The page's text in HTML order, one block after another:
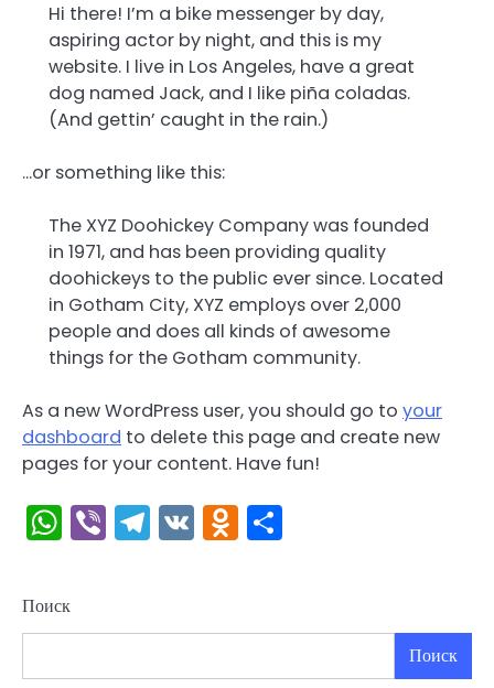
Hi there! I’m a bike messenger by day,
aspiring actor by night, and this is my
website. I live in Los Angeles, have a great
dog named Jack, and I like piña coladas.
(And gettin’ caught in the rain.)
…or something like this:
The XYZ Doohickey Company was founded
in 1971, and has been providing quality
doohickeys to the public ever since. Located
in Gotham City, XYZ employs over 2,000
people and does all kinds of awesome
things for the Gotham community.
As a new WordPress user, you should go to your
dashboard to delete this page and create new
pages for your content. Have fun!
WhatsApp
ViberTelegram
VKOdnoklassniki
Поиск
Поиск